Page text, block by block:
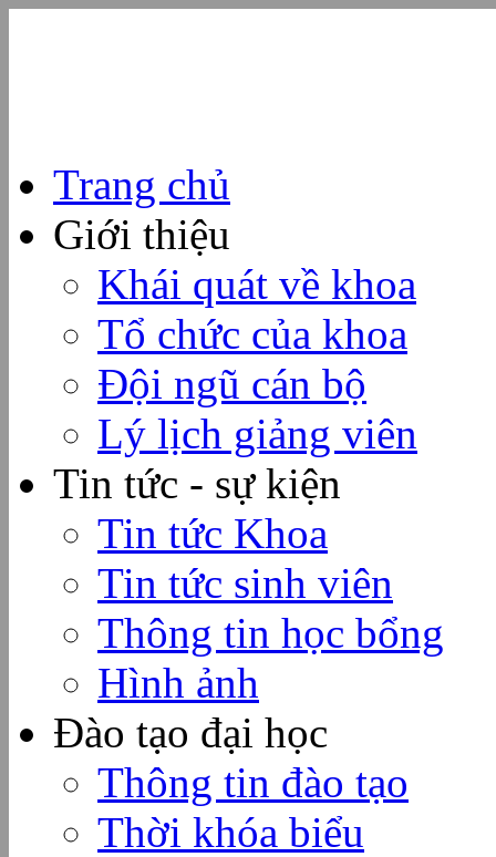
Trang chủ
Giới thiệu
Khái quát về khoa
Tổ chức của khoa
Đội ngũ cán bộ
Lý lịch giảng viên
Tin tức - sự kiện
Tin tức Khoa
Tin tức sinh viên
Thông tin học bổng
Hình ảnh
Đào tạo đại học
Thông tin đào tạo
Thời khóa biểu